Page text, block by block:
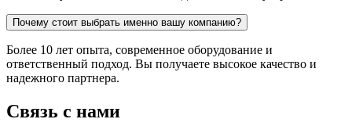
Почему стоит выбрать именно вашу компанию?
Более 10 лет опыта, современное оборудование и
ответственный подход. Вы получаете высокое качество и
надежного партнера.
Связь с нами